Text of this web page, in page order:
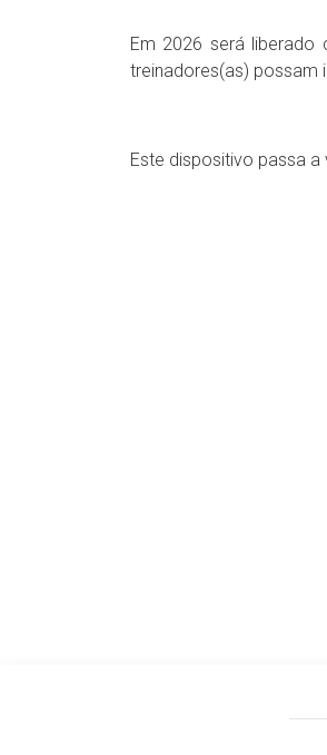
Em 2026 será
treinadores(as) possam
Este dispositivo passa